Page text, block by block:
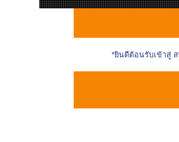
*ยินดีต้อนรับเข้าสู่